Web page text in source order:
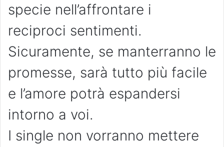
specie nell’affrontare i
reciproci sentimenti.
Sicuramente, se manterranno le
promesse, sarà tutto più facile
e l’amore potrà espandersi
intorno a voi.
I single non vorranno mettere